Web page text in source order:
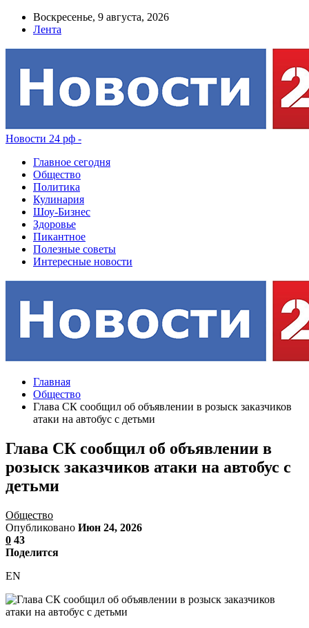
Воскресенье, 9 августа, 2026
Лента
Новости 24 рф -
Главное сегодня
Общество
Политика
Кулинария
Шоу-Бизнес
Здоровье
Пикантное
Полезные советы
Интересные новости
Главная
Общество
Глава СК сообщил об объявлении в розыск заказчиков
атаки на автобус с детьми
Глава СК сообщил об объявлении в
розыск заказчиков атаки на автобус с
детьми
Общество
Опубликовано Июн 24, 2026
0 43
Поделится
EN